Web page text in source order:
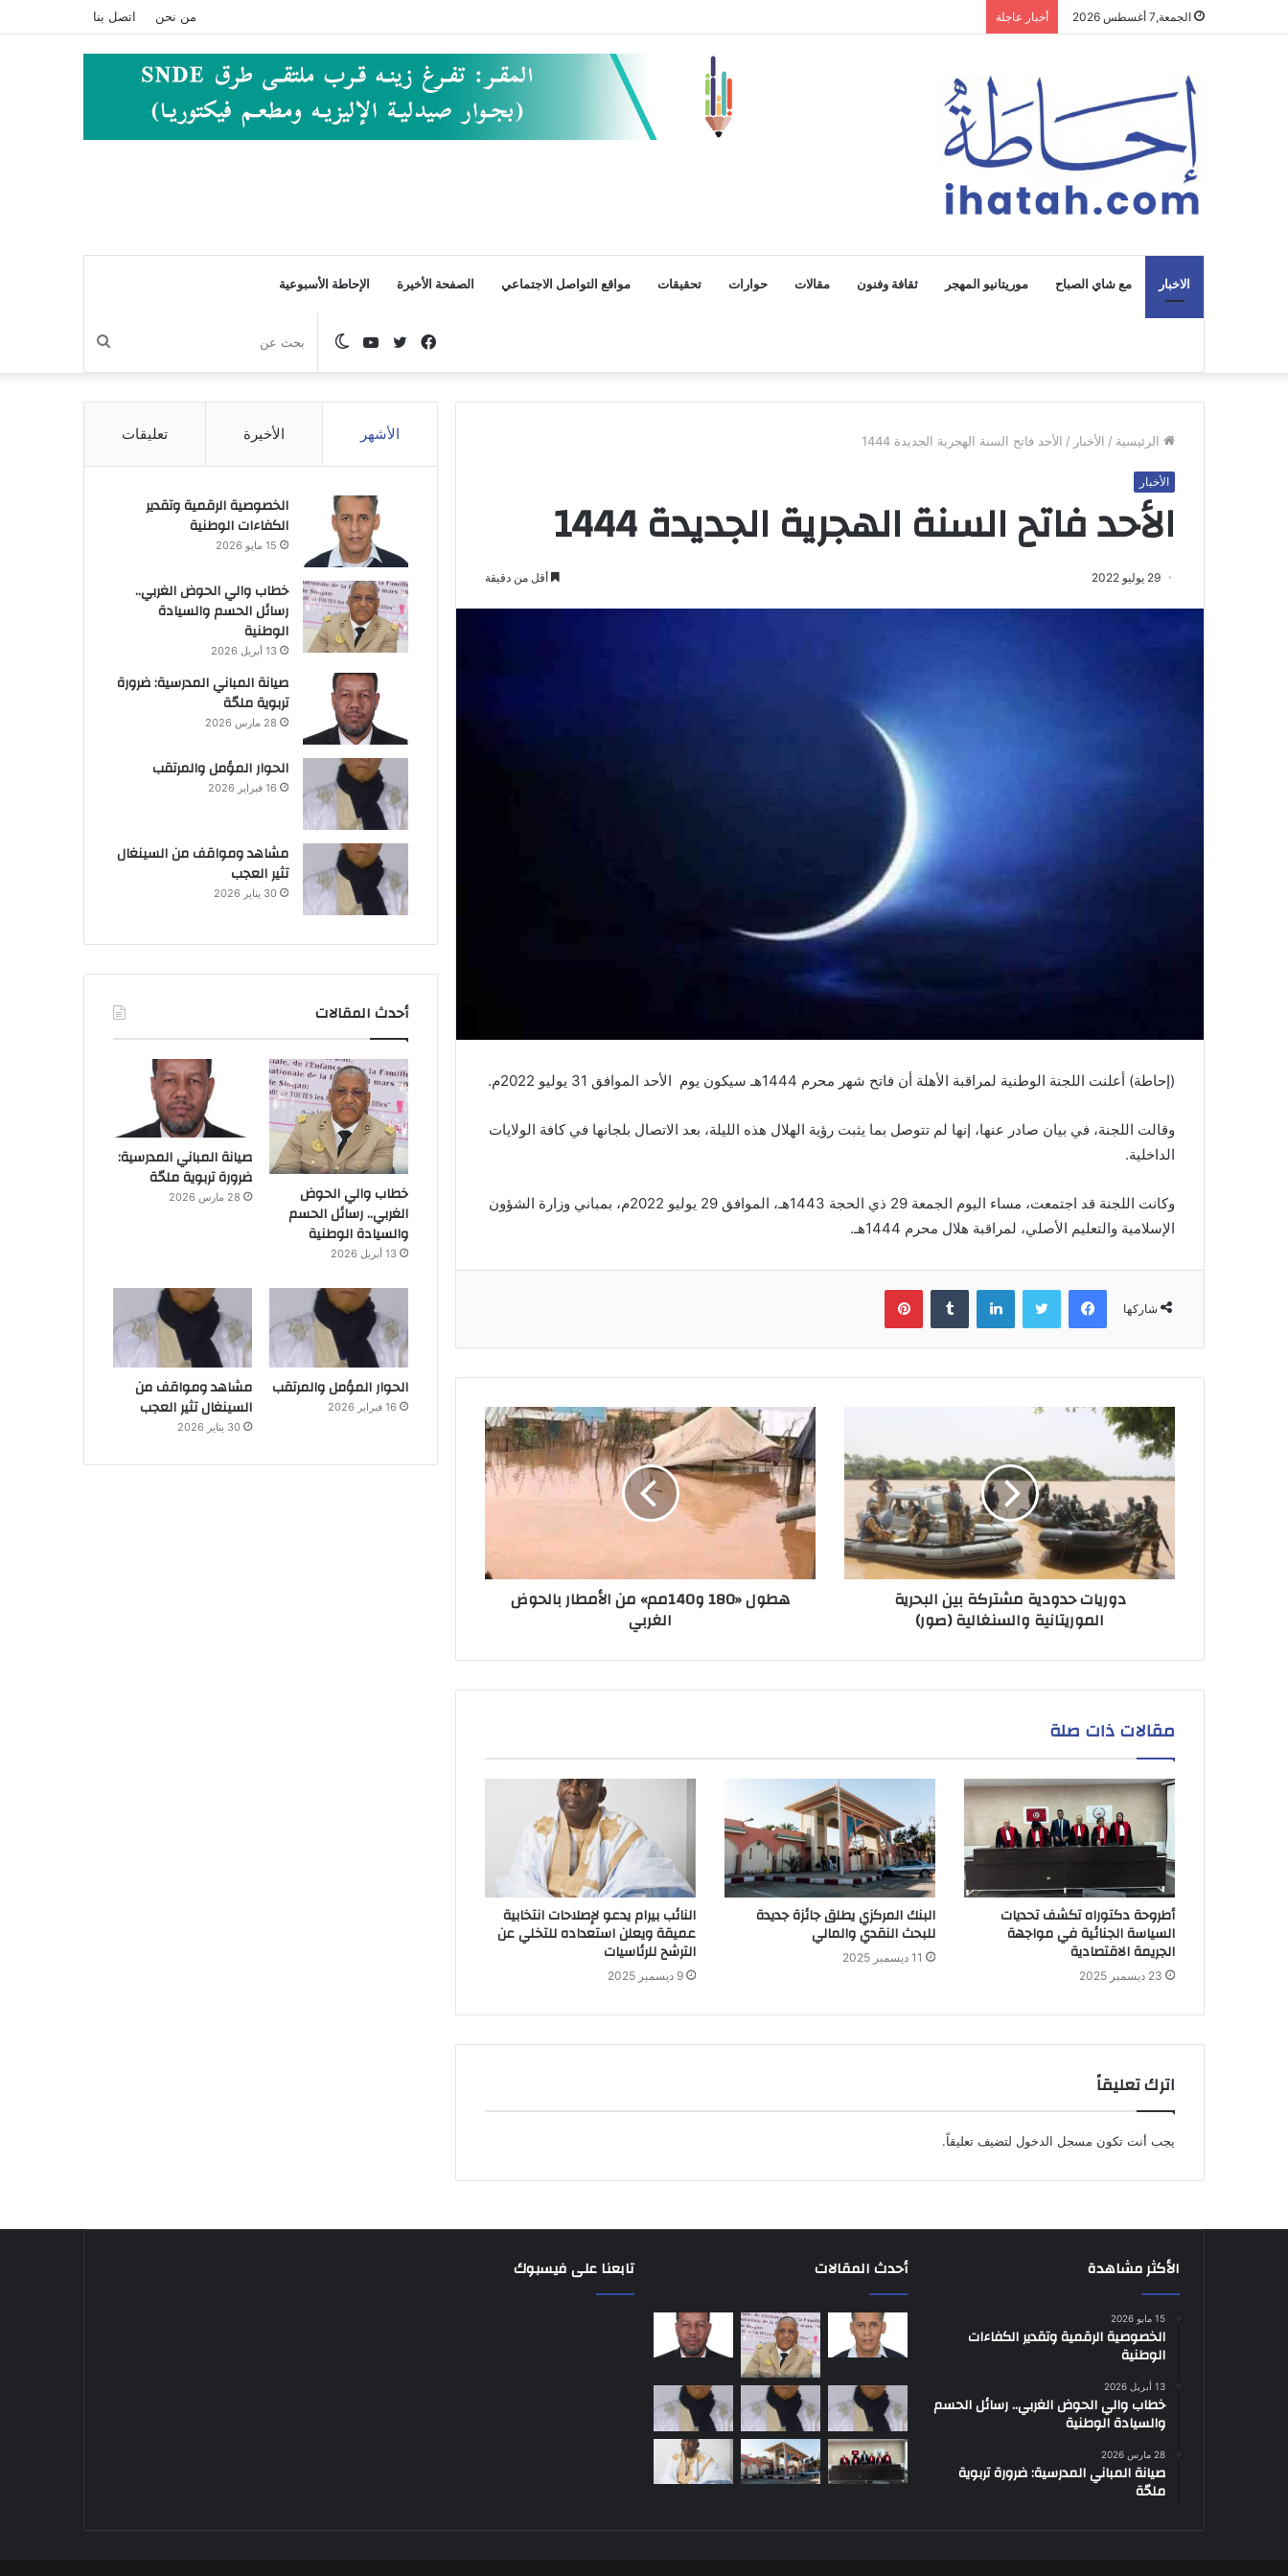
الجمعة,7 أغسطس 2026 أخبار عاجلة من نحن اتصل بنا
الاخبار مع شاي الصباح موريتانيو المهجر ثقافة وفنون مقالات حوارات تحقيقات مواقع التواصل الاجتماعي الصفحة الأخيرة الإحاطة الأسبوعية
بحث
عن
الوضع
المظلم
يوتيوبتويتر
فيسبوك
الرئيسية / الأخبار / الأحد فاتح السنة الهجرية الجديدة 1444
الأخبار
الأحد فاتح السنة الهجرية الجديدة 1444
29 يوليو 2022 أقل من دقيقة
(إحاطة) أعلنت اللجنة الوطنية لمراقبة الأهلة أن فاتح شهر محرم 1444هـ سيكون يوم الأحد الموافق 31 يوليو 2022م.
وقالت اللجنة، في بيان صادر عنها، إنها لم تتوصل بما يثبت رؤية الهلال هذه الليلة، بعد الاتصال بلجانها في كافة الولايات
الداخلية.
وكانت اللجنة قد اجتمعت، مساء اليوم الجمعة 29 ذي الحجة 1443هـ، الموافق 29 يوليو 2022م، بمباني وزارة الشؤون
الإسلامية والتعليم الأصلي، لمراقبة هلال محرم 1444هـ.
شاركها
فيسبوك تويتر لينكدإن بينتيريست
دوريات حدودية مشتركة بين البحرية
الموريتانية والسنغالية (صور)
هطول «180 و140مم» من الأمطار بالحوض
الغربي
مقالات ذات صلة
أطروحة دكتوراه تكشف تحديات
السياسة الجنائية في مواجهة
الجريمة الاقتصادية
23 ديسمبر 2025
البنك المركزي يطلق جائزة جديدة
للبحث النقدي والمالي
11 ديسمبر 2025
النائب بيرام يدعو لإصلاحات انتخابية
عميقة ويعلن استعداده للتخلي عن
الترشح للرئاسيات
9 ديسمبر 2025
اترك تعليقاً
يجب أنت تكون مسجل الدخول لتضيف تعليقاً.
الأشهر الأخيرة تعليقات
الخصوصية الرقمية وتقدير
الكفاءات الوطنية
15 مايو 2026
خطاب والي الحوض الغربي..
رسائل الحسم والسيادة
الوطنية
13 أبريل 2026
صيانة المباني المدرسية: ضرورة
تربوية ملحّة
28 مارس 2026
الحوار المؤمل والمرتقب
16 فبراير 2026
مشاهد ومواقف من السينغال
تثير العجب
30 يناير 2026
أحدث المقالات
خطاب والي الحوض
الغربي.. رسائل الحسم
والسيادة الوطنية
13 أبريل 2026
صيانة المباني المدرسية:
ضرورة تربوية ملحّة
28 مارس 2026
الحوار المؤمل والمرتقب
16 فبراير 2026
مشاهد ومواقف من
السينغال تثير العجب
30 يناير 2026
الأكثر مشاهدة
15 مايو 2026
الخصوصية الرقمية وتقدير الكفاءات
الوطنية
13 أبريل 2026
خطاب والي الحوض الغربي.. رسائل الحسم
والسيادة الوطنية
28 مارس 2026
صيانة المباني المدرسية: ضرورة تربوية
ملحّة
أحدث المقالات تابعنا على فيسبوك